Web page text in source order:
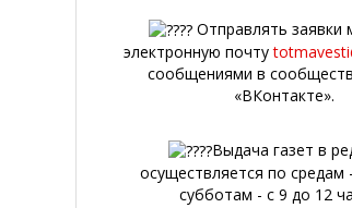
Отправлять заявки
электронную почту
сообщениями в
«ВКонтакте».
Выдача газет в
осуществляется по средам
субботам - с 9 до 12